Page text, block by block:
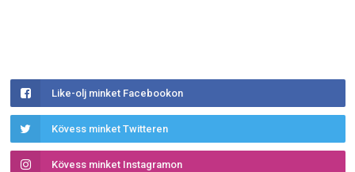
Like-olj minket Facebookon
Kövess minket Twitteren
Kövess minket Instagramon